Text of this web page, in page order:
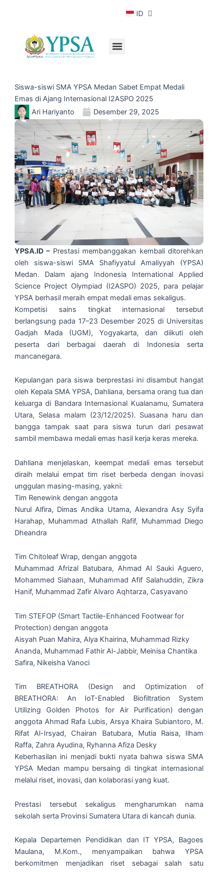
ID
EN
Menu
Siswa-siswi SMA YPSA Medan Sabet Empat Medali
Emas di Ajang Internasional I2ASPO 2025
Ari Hariyanto
Desember 29, 2025
YPSA.ID –Prestasi membanggakan kembali ditorehkan
oleh siswa-siswi SMA Shafiyyatul Amaliyyah (YPSA)
Medan. Dalam ajang Indonesia International Applied
Science Project Olympiad (I2ASPO) 2025, para pelajar
YPSA berhasil meraih empat medali emas sekaligus.
Kompetisi sains tingkat internasional tersebut
berlangsung pada 17–23 Desember 2025 di Universitas
Gadjah Mada (UGM), Yogyakarta, dan diikuti oleh
peserta dari berbagai daerah di Indonesia serta
mancanegara.
Kepulangan para siswa berprestasi ini disambut hangat
oleh Kepala SMA YPSA, Dahliana, bersama orang tua dan
keluarga di Bandara Internasional Kualanamu, Sumatera
Utara, Selasa malam (23/12/2025). Suasana haru dan
bangga tampak saat para siswa turun dari pesawat
sambil membawa medali emas hasil kerja keras mereka.
Dahliana menjelaskan, keempat medali emas tersebut
diraih melalui empat tim riset berbeda dengan inovasi
unggulan masing-masing, yakni:
Tim Renewink dengan anggota
Nurul Alfira, Dimas Andika Utama, Alexandra Asy Syifa
Harahap, Muhammad Athallah Rafif, Muhammad Diego
Dheandra
Tim Chitoleaf Wrap, dengan anggota
Muhammad Afrizal Batubara, Ahmad Al Sauki Aguero,
Mohammed Siahaan, Muhammad Afif Salahuddin, Zikra
Hanif, Muhammad Zafir Alvaro Aqhtarza, Casyavano
Tim STEFOP (Smart Tactile-Enhanced Footwear for
Protection) dengan anggota
Aisyah Puan Mahira, Alya Khairina, Muhammad Rizky
Ananda, Muhammad Fathir Al-Jabbir, Meinisa Chantika
Safira, Nikeisha Vanoci
Tim BREATHORA (Design and Optimization of
BREATHORA: An IoT-Enabled Biofiltration System
Utilizing Golden Photos for Air Purification) dengan
anggota Ahmad Rafa Lubis, Arsya Khaira Subiantoro, M.
Rifat Al-Irsyad, Chairan Batubara, Mutia Raisa, Ilham
Raffa, Zahra Ayudina, Ryhanna Afiza Desky
Keberhasilan ini menjadi bukti nyata bahwa siswa SMA
YPSA Medan mampu bersaing di tingkat internasional
melalui riset, inovasi, dan kolaborasi yang kuat.
Prestasi tersebut sekaligus mengharumkan nama
sekolah serta Provinsi Sumatera Utara di kancah dunia.
Kepala Departemen Pendidikan dan IT YPSA, Bagoes
Maulana, M.Kom., menyampaikan bahwa YPSA
berkomitmen menjadikan riset sebagai salah satu